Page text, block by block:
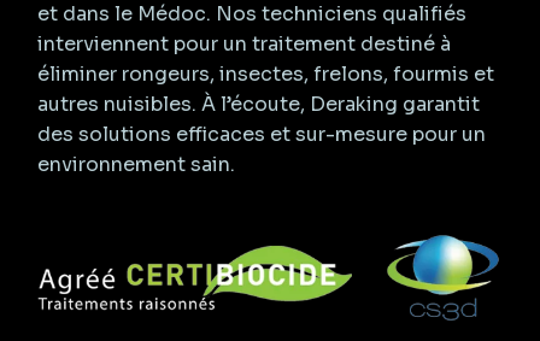
et dans le Médoc. Nos techniciens qualifiés
interviennent pour un traitement destiné à
éliminer rongeurs, insectes, frelons, fourmis et
autres nuisibles. À l’écoute, Deraking garantit
des solutions efficaces et sur-mesure pour un
environnement sain.